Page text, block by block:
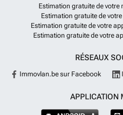
Estimation gratuite de votre
Estimation gratuite de
Estimation gratuite de votre
Estimation gratuite de votre
RÉSEAUX
Immovlan.be sur Facebook
APPLICATION